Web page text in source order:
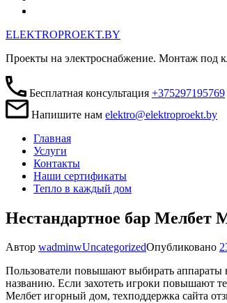
ELEKTROPROEKT.BY
Проекты на электроснабжение. Монтаж под
Бесплатная консультация +375297195769
Напишите намelektro@elektroproekt.by
Главная
Услуги
Контакты
Наши сертификаты
Тепло в каждый дом
Нестандартное бар Мелбет
Автор wadminwUncategorizedОпубликовано
Пользователи повышают выбирать аппараты
названию. Если захотеть игроки повышают
Мелбет игорный дом, техподдержка сайта